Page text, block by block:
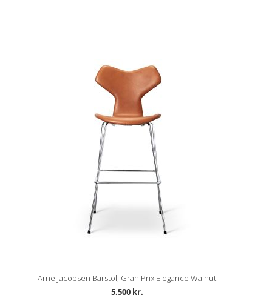
Arne Jacobsen Barstol, Gran Prix Elegance Walnut
5.500 kr.